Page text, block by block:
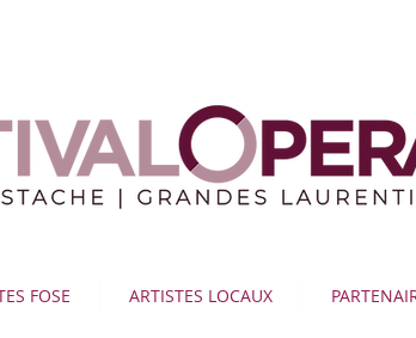
FOSE ARTISTES LOCAUX